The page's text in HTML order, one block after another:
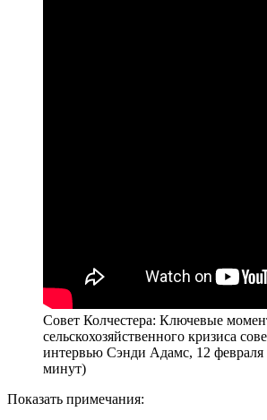
Совет Колчестера: Ключевые
сельскохозяйственного кризиса
интервью Сэнди Адамс, 12 февраля
минут)
Показать примечания: